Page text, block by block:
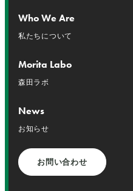
Who We Are
私たちについて
Morita Labo
森田ラボ
News
お知らせ
お問い合わせ